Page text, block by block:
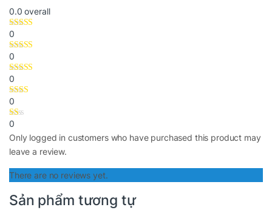
Kết nối đầy đủ và pin ổn định
Máy được trang bị đầy đủ các cổng kết nối phổ biến:
USB-A, USB-C, HDMI, LAN RJ45 và jack combo audio.
Điều này giúp kết nối màn hình, thiết bị ngoại vi, tai
nghe và phụ kiện dễ dàng. Cổng LAN là một ưu điểm
quan trọng với game thủ cần độ ổn định mạng cao.
Pin cho thời lượng sử dụng thoải mái với các tác vụ
thông thường. Công nghệ sạc nhanh giúp người dùng
0.0 overall
0
0
0
0
0
Only logged in customers who have purchased this product may
leave a review.
There are no reviews yet.
Sản phẩm tương tự